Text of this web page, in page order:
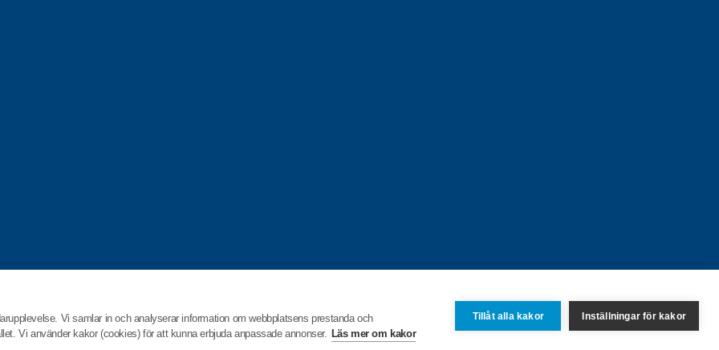
Vi samlar in och analyserar information om webbplatsens prestanda och
Vi använder kakor (cookies) för att kunna erbjuda anpassade annonser. Läs mer om kakor
Tillåt alla kakor Inställningar för kakor